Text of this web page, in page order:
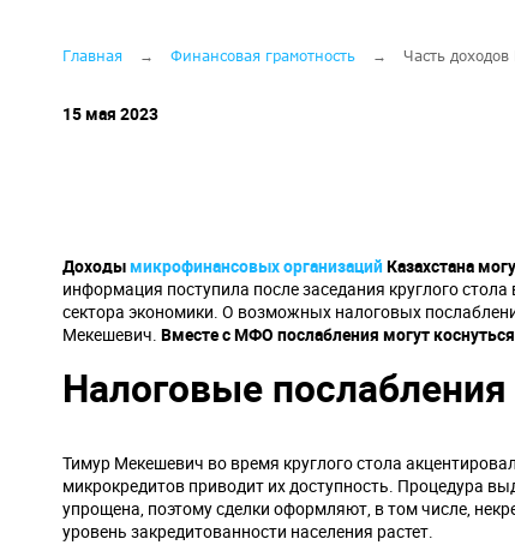
Строка
навигации
Главная Финансовая грамотность Часть
15 мая 2023
Доходымикрофинансовых организацийКазахстана
информация поступила после заседания круглого
сектора экономики. О возможных налоговых
Мекешевич. Вместе с МФО послабления могут
Налоговые
Тимур Мекешевич во время круглого стола
микрокредитов приводит их доступность. Процедура
упрощена, поэтому сделки оформляют, в том числе,
уровень закредитованности населения растет.